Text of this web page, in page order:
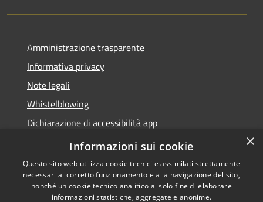
Amministrazione trasparente
Informativa privacy
Note legali
Whistelblowing
Dichiarazione di accessibilità app
Dichiarazione di accessibilità sito
×
Informazioni sui cookie
Questo sito web utilizza cookie tecnici e assimilati strettamente
necessari al corretto funzionamento e alla navigazione del sito,
nonché un cookie tecnico analitico al solo fine di elaborare
informazioni statistiche, aggregate e anonime.